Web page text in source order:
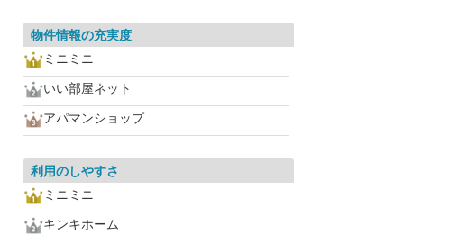
物件情報の充実度
ミニミニ
いい部屋ネット
アパマンショップ
利用のしやすさ
ミニミニ
キンキホーム